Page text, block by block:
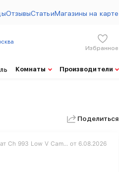
ОтзывыСтатьиМагазины на карте
Избранное
Комнаты Производители
Поделиться
Ch 993 Low V Cam... от 6.08.2026